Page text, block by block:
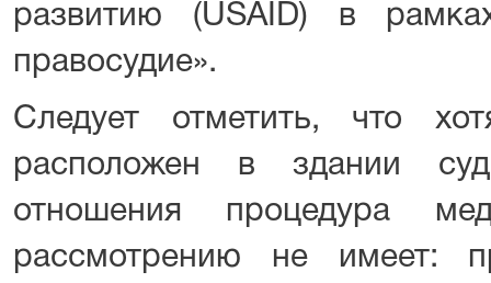
развитию (USAID) в
правосудие».
Следует отметить, что
расположен в здании
отношения процедура
рассмотрению не имеет: